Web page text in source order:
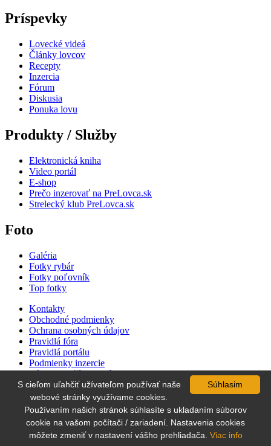
Príspevky
Lovecké videá
Články lovcov
Recepty
Inzercia
Fórum
Diskusia
Ponuka lovu
Produkty / Služby
Elektronická kniha
Video portál
E-shop
Prečo inzerovať na PreLovca.sk
Strelecký klub PreLovca.sk
Foto
Galéria
Fotky rybár
Fotky poľovník
Top fotky
Kontakty
Obchodné podmienky
Ochrana osobných údajov
Pravidlá fóra
Pravidlá portálu
Podmienky inzercie
Zásady používania súborov cookie
Cenník inzercie
Súťaž
All rights reservedPreLovca.sk
Súhlasim
S cieľom uľahčiť užívateľom používať naše
webové stránky využívame cookies.
Používaním našich stránok súhlasíte s ukladaním súborov
cookie na vašom počítači / zariadení. Nastavenia cookies
môžete zmeniť v nastavení vášho prehliadača. Viac info